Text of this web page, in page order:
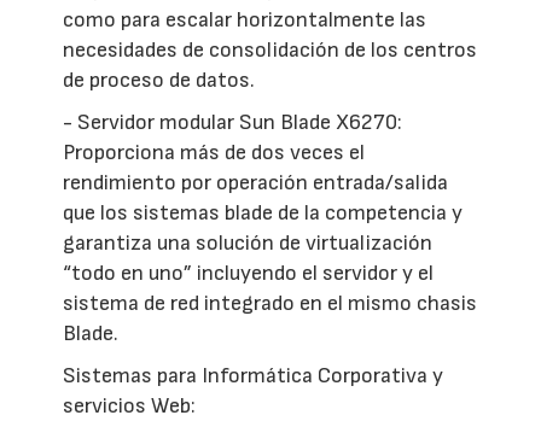
como para escalar horizontalmente las
necesidades de consolidación de los centros
de proceso de datos.
- Servidor modular Sun Blade X6270:
Proporciona más de dos veces el
rendimiento por operación entrada/salida
que los sistemas blade de la competencia y
garantiza una solución de virtualización
“todo en uno” incluyendo el servidor y el
sistema de red integrado en el mismo chasis
Blade.
Sistemas para Informática Corporativa y
servicios Web: